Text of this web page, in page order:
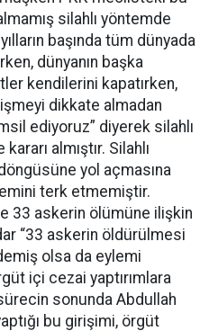
silahlı yöntemde
başında tüm dünyada
dünyanın başka
kendilerini kapatırken,
dikkate almadan
ediyoruz” diyerek silahlı
almıştır. Silahlı
yol açmasına
terk etmemiştir.
33 askerin ölümüne ilişkin
“33 askerin öldürülmesi
olsa da eylemi
içi cezai yaptırımlara
sonunda Abdullah
bu girişimi, örgüt